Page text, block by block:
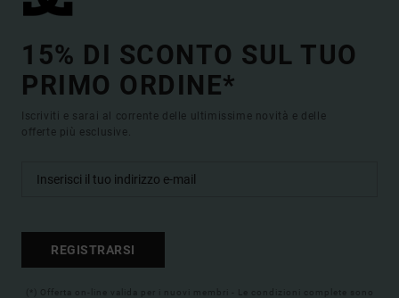
15% DI SCONTO SUL TUO
PRIMO ORDINE*
Iscriviti e sarai al corrente delle ultimissime novità e delle
offerte più esclusive.
REGISTRARSI
(*) Offerta on-line valida per i nuovi membri - Le condizioni complete sono